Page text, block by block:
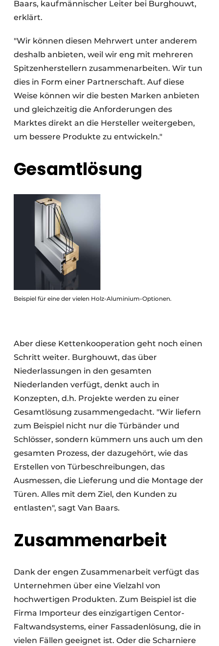
Baars, kaufmännischer Leiter bei Burghouwt,
erklärt.
"Wir können diesen Mehrwert unter anderem
deshalb anbieten, weil wir eng mit mehreren
Spitzenherstellern zusammenarbeiten. Wir tun
dies in Form einer Partnerschaft. Auf diese
Weise können wir die besten Marken anbieten
und gleichzeitig die Anforderungen des
Marktes direkt an die Hersteller weitergeben,
um bessere Produkte zu entwickeln."
Gesamtlösung
Beispiel für eine der vielen Holz-Aluminium-Optionen.
Aber diese Kettenkooperation geht noch einen
Schritt weiter. Burghouwt, das über
Niederlassungen in den gesamten
Niederlanden verfügt, denkt auch in
Konzepten, d.h. Projekte werden zu einer
Gesamtlösung zusammengedacht. "Wir liefern
zum Beispiel nicht nur die Türbänder und
Schlösser, sondern kümmern uns auch um den
gesamten Prozess, der dazugehört, wie das
Erstellen von Türbeschreibungen, das
Ausmessen, die Lieferung und die Montage der
Türen. Alles mit dem Ziel, den Kunden zu
entlasten", sagt Van Baars.
Zusammenarbeit
Dank der engen Zusammenarbeit verfügt das
Unternehmen über eine Vielzahl von
hochwertigen Produkten. Zum Beispiel ist die
Firma Importeur des einzigartigen Centor-
Faltwandsystems, einer Fassadenlösung, die in
vielen Fällen geeignet ist. Oder die Scharniere